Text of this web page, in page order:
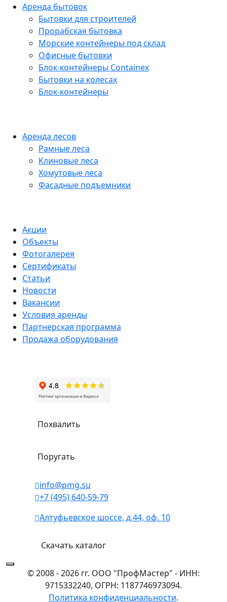
Аренда бытовок
Бытовки для строителей
Прорабская бытовка
Морские контейнеры под склад
Офисные бытовки
Блок-контейнеры Containex
Бытовки на колесах
Блок-контейнеры
Аренда лесов
Рамные леса
Клиновые леса
Хомутовые леса
Фасадные подъемники
Акции
Объекты
Фотогалерея
Сертификаты
Статьи
Новости
Вакансии
Условия аренды
Партнерская программа
Продажа оборудования
Похвалить
Поругать
info@pmg.su
+7 (495) 640-59-79
Алтуфьевское шоссе, д.44, оф. 10
Скачать каталог
© 2008 - 2026 гг. ООО "ПрофМастер" - ИНН:
9715332240, ОГРН: 1187746973094.
Политика конфиденциальности.